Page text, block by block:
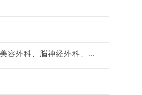
神経内科、心療内科、整形外科、形成外科、美容外科、脳神経外科、呼吸器外科、心臓血管外科、小児外科、泌尿器科、一般内科、循環器内科、呼吸器内科、消化器内科、内分泌・代謝内科、腎臓内科、老年内科、血液内科、外科系全般、一般外科、消化器外科、乳腺外科、膠原病科、スポーツ整形外科、脊髄・脊椎外科